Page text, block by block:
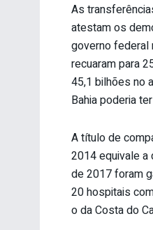
As
atestam os
governo federal
recuaram para
45,1 bilhões no
Bahia poderia
A título de
2014 equivale a
de 2017 foram
20 hospitais
o da Costa do